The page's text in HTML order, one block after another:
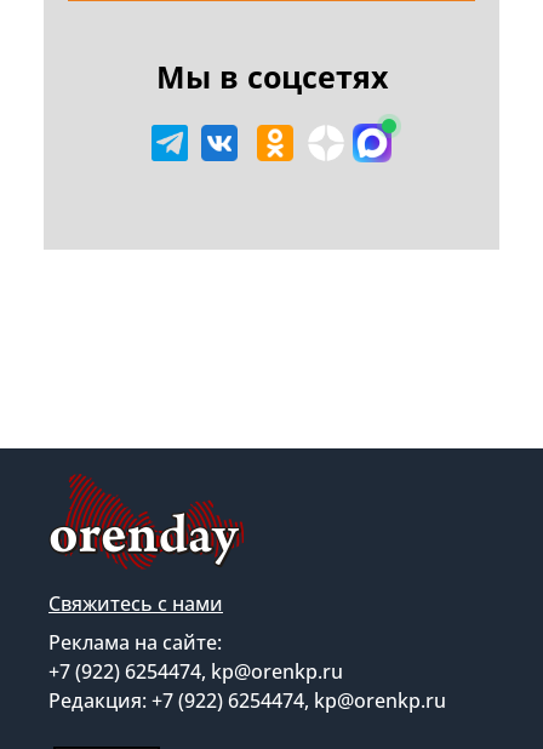
Мы в соцсетях
Свяжитесь с нами
Реклама на сайте:
+7 (922) 6254474, kp@orenkp.ru
Редакция: +7 (922) 6254474, kp@orenkp.ru